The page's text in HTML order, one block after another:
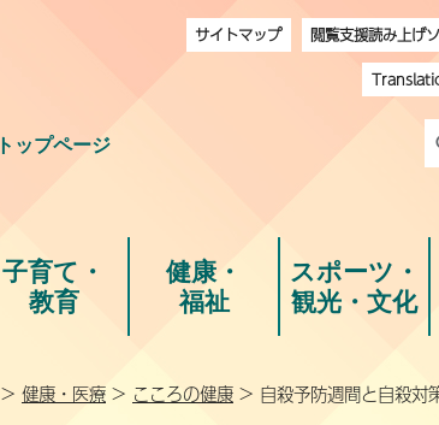
トップページ
サイトマップ 閲覧支援読み上げ
子育て・
教育
健康・
福祉
スポーツ・
観光・文化
> 健康・医療 > こころの健康 > 自殺予防週間と自殺対